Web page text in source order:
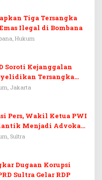
Tiga Tersangka
Ilegal di Bombana
Hukum
Soroti Kejanggalan
Tersangka
Jakarta
Pers, Wakil Ketua PWI
Menjadi Advokat
Sultra
Dugaan Korupsi
Sultra Gelar RDP